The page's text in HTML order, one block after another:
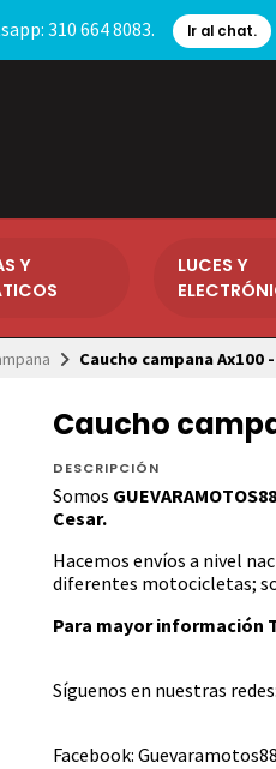
310 664 8083. Ir al chat.
Y
LUCES Y
Caucho campana Ax100
Caucho
DESCRIPCIÓN
Somos GUEVARAMOTOS88
Cesar.
Hacemos envíos a nivel
diferentes motocicletas;
Para mayor información
Síguenos en nuestras redes:
Facebook: Guevaramotos88